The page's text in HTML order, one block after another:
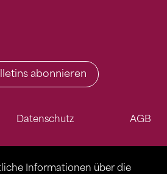
Informationen über die
abonnieren
Datenschutz AGB